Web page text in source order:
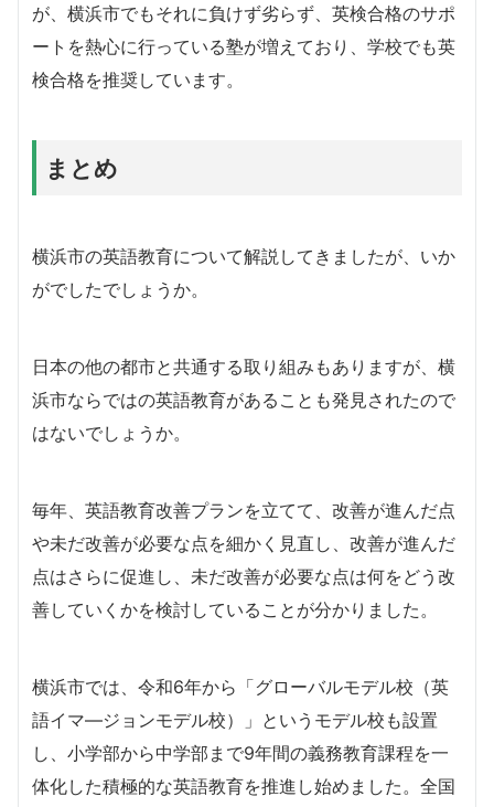
が、横浜市でもそれに負けず劣らず、英検合格のサポ
ートを熱心に行っている塾が増えており、学校でも英
検合格を推奨しています。
まとめ
横浜市の英語教育について解説してきましたが、いか
がでしたでしょうか。
日本の他の都市と共通する取り組みもありますが、横
浜市ならではの英語教育があることも発見されたので
はないでしょうか。
毎年、英語教育改善プランを立てて、改善が進んだ点
や未だ改善が必要な点を細かく見直し、改善が進んだ
点はさらに促進し、未だ改善が必要な点は何をどう改
善していくかを検討していることが分かりました。
横浜市では、令和6年から「グローバルモデル校（英
語イマ―ジョンモデル校）」というモデル校も設置
し、小学部から中学部まで9年間の義務教育課程を一
体化した積極的な英語教育を推進し始めました。全国